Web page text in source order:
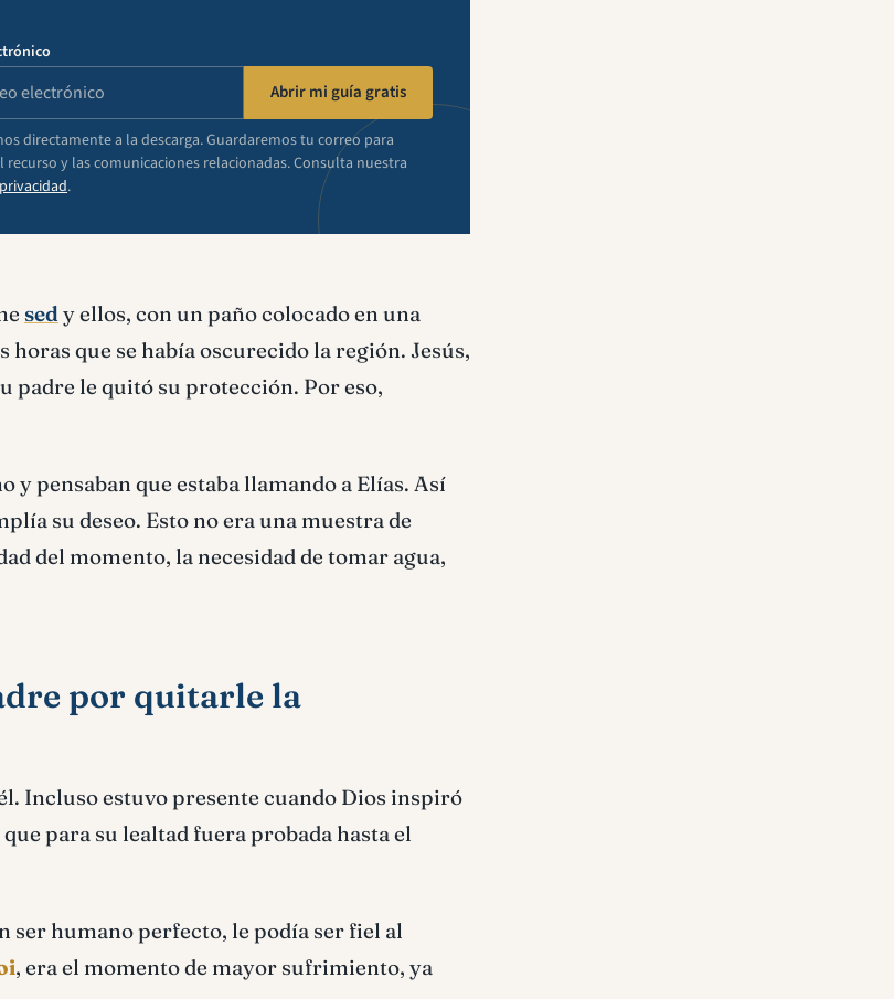
Abrir mi guía gratis
directamente a la descarga. Guardaremos tu correo para
recurso y las comunicaciones relacionadas. Consulta nuestra
.
sed y ellos, con un paño colocado en una
que se había oscurecido la región. Jesús,
padre le quitó su protección. Por eso,
pensaban que estaba llamando a Elías. Así
su deseo. Esto no era una muestra de
del momento, la necesidad de tomar agua,
por quitarle la
Incluso estuvo presente cuando Dios inspiró
para su lealtad fuera probada hasta el
ser humano perfecto, le podía ser fiel al
, era el momento de mayor sufrimiento, ya